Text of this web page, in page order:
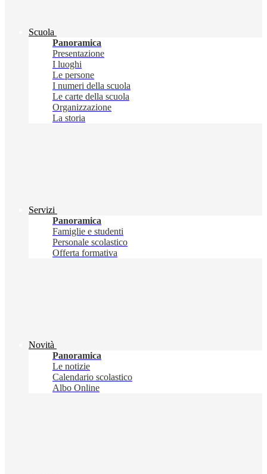
Scuola
Panoramica
Presentazione
I luoghi
Le persone
I numeri della scuola
Le carte della scuola
Organizzazione
La storia
Servizi
Panoramica
Famiglie e studenti
Personale scolastico
Offerta formativa
Novità
Panoramica
Le notizie
Calendario scolastico
Albo Online